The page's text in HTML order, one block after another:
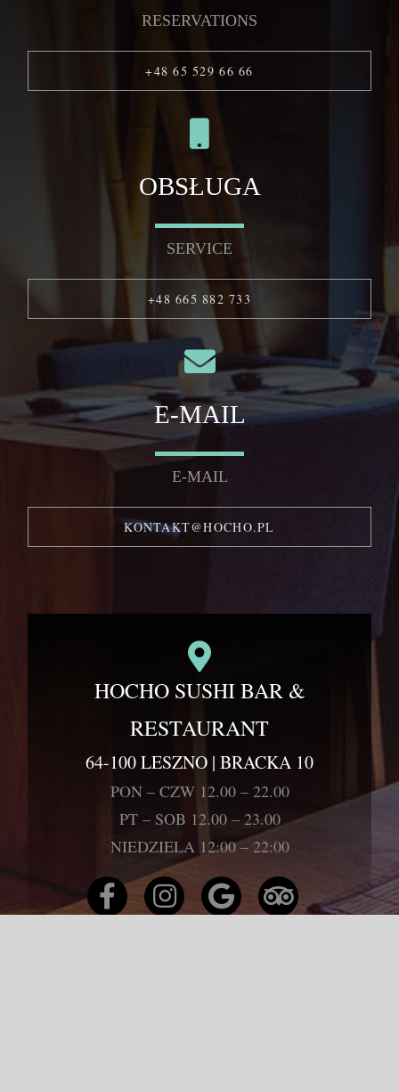
RESERVATIONS
+48 65 529 66 66
OBSŁUGA
SERVICE
+48 665 882 733
E-MAIL
E-MAIL
KONTAKT@HOCHO.PL
HOCHO SUSHI BAR &
RESTAURANT
64-100 LESZNO | BRACKA 10
PON – CZW 12.00 – 22.00
PT – SOB 12.00 – 23.00
NIEDZIELA 12:00 – 22:00